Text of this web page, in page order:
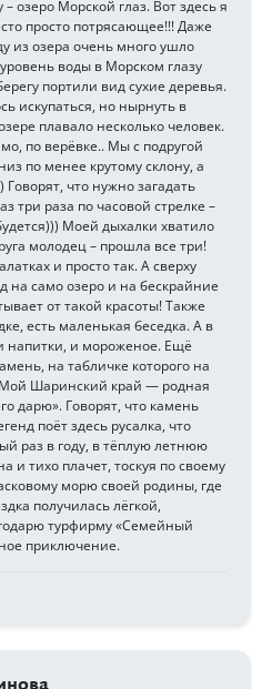
озеро Морской глаз. Вот здесь я
просто потрясающее!!! Даже
из озера очень много ушло
воды в Морском глазу
портили вид сухие деревья.
искупаться, но нырнуть в
плавало несколько человек.
по верёвке.. Мы с подругой
по менее крутому склону, а
что нужно загадать
три раза по часовой стрелке –
Моей дыхалки хватило
молодец – прошла все три!
и просто так. А сверху
на само озеро и на бескрайние
от такой красоты! Также
есть маленькая беседка. А в
напитки, и мороженое. Ещё
на табличке которого на
Шаринский край — родная
дарю». Говорят, что камень
поёт здесь русалка, что
раз в году, в тёплую летнюю
и тихо плачет, тоскуя по своему
морю своей родины, где
получилась лёгкой,
турфирму «Семейный
приключение.